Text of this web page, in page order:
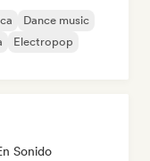
Dance music
Electropop
Sonido